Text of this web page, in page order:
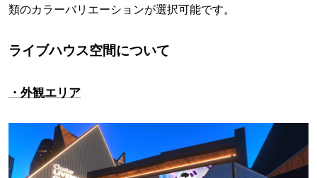
類のカラーバリエーションが選択可能です。
ライブハウス空間について
・外観エリア